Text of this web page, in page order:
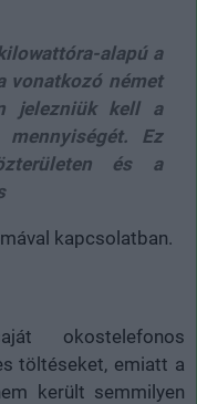
alapú a
vonatkozó német
jelezniük kell a
Ez
és a
kapcsolatban.
okostelefonos
töltéseket, emiatt a
került semmilyen